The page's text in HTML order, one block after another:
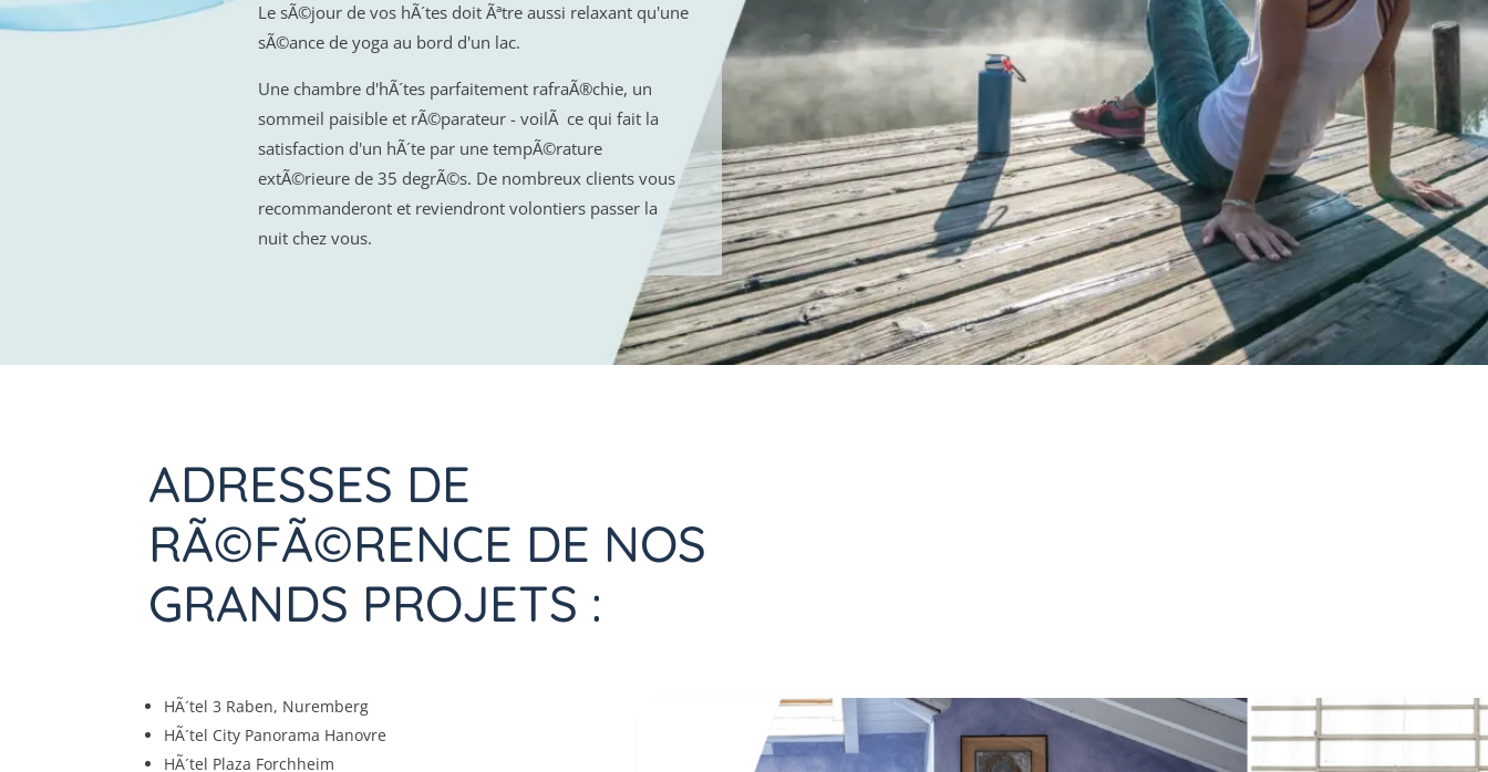
Le sÃ©jour de vos hÃ´tes doit Ãªtre aussi relaxant qu'une
sÃ©ance de yoga au bord d'un lac.
Une chambre d'hÃ´tes parfaitement rafraÃ®chie, un
sommeil paisible et rÃ©parateur - voilÃ ce qui fait la
satisfaction d'un hÃ´te par une tempÃ©rature
extÃ©rieure de 35 degrÃ©s. De nombreux clients vous
recommanderont et reviendront volontiers passer la
nuit chez vous.
ADRESSES DE
RÃ©FÃ©RENCE DE NOS
GRANDS PROJETS :
HÃ´tel 3 Raben, Nuremberg
HÃ´tel City Panorama Hanovre
HÃ´tel Plaza Forchheim